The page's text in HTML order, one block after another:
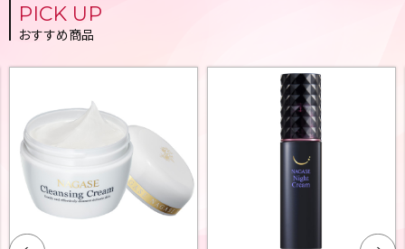
PICK UP
おすすめ商品